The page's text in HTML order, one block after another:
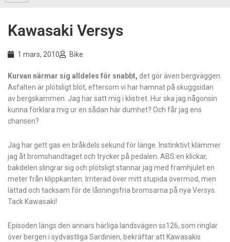
Kawasaki Versys
1 mars, 2010 Bike
Kurvan närmar sig alldeles för snabbt, det gör även bergväggen.
Asfalten är plötsligt blöt, eftersom vi har hamnat på skuggsidan
av bergskammen. Jag har satt mig i klistret. Hur ska jag någonsin
kunna förklara mig ur en sådan här dumhet? Och får jag ens
chansen?
Jag har gett gas en bråkdels sekund för länge. Instinktivt klämmer
jag åt bromshandtaget och trycker på pedalen. ABS:en klickar,
bakdelen slingrar sig och plötsligt stannar jag med framhjulet en
meter från klippkanten. Irriterad över mitt stupida övermod, men
lättad och tacksam för de låsningsfria bromsarna på nya Versys.
Tack Kawasaki!
Episoden längs den annars härliga landsvägen ss126, som ringlar
över bergen i sydvästliga Sardinien, bekräftar att Kawasakis